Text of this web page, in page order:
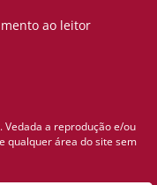
ao leitor
a reprodução e/ou
qualquer área do site sem